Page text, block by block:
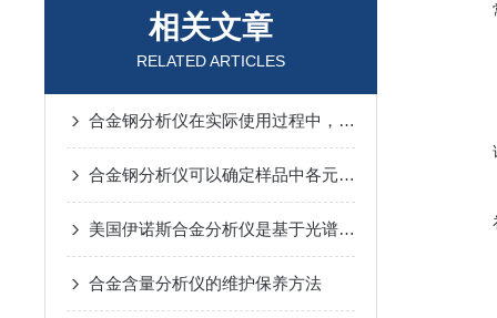
相关文章
RELATED ARTICLES
合金钢分析仪在实际使用过程中，需要注意的事项
合金钢分析仪可以确定样品中各元素的含量
美国伊诺斯合金分析仪是基于光谱分析技术实现的
合金含量分析仪的维护保养方法